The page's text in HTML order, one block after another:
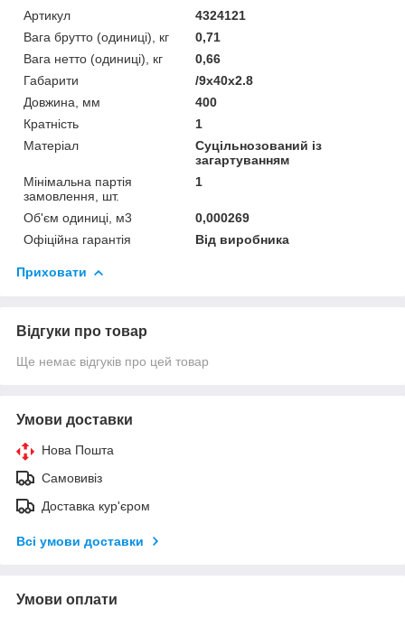
Артикул
4324121
Вага брутто (одиниці), кг
0,71
Вага нетто (одиниці), кг
0,66
Габарити
/9x40x2.8
Довжина, мм
400
Кратність
1
Матеріал
Суцільнозований із
загартуванням
Мінімальна партія
замовлення, шт.
1
Об'єм одиниці, м3
0,000269
Офіційна гарантія
Від виробника
Приховати
Відгуки про товар
Ще немає відгуків про цей товар
Умови доставки
Нова Пошта
Самовивіз
Доставка кур'єром
Всі умови доставки
Умови оплати